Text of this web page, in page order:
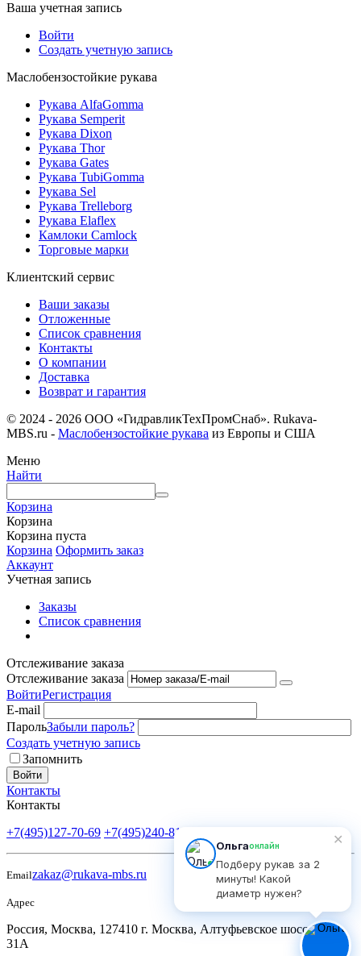
Ваша учетная запись
Войти
Создать учетную запись
Маслобензостойкие рукава
Рукава AlfaGomma
Рукава Semperit
Рукава Dixon
Рукава Thor
Рукава Gates
Рукава TubiGomma
Рукава Sel
Рукава Trelleborg
Рукава Elaflex
Камлоки Camlock
Торговые марки
Клиентский сервис
Ваши заказы
Отложенные
Список сравнения
Контакты
О компании
Доставка
Возврат и гарантия
© 2024 - 2026 ООО «ГидравликТехПромСнаб». Rukava-
MBS.ru - Маслобензостойкие рукава из Европы и США
Меню
Найти
Корзина
Корзина
Корзина пуста
Корзина Оформить заказ
Аккаунт
Учетная запись
Заказы
Список сравнения
Отслеживание заказа
Отслеживание заказа
ВойтиРегистрация
E-mail
ПарольЗабыли пароль?
Создать учетную запись
Запомнить
Войти
Контакты
Контакты
+7(495)127-70-69 +7(495)240-81-82
Emailzakaz@rukava-mbs.ru
Адрес
Россия, Москва, 127410 г. Москва, Алтуфьевское шоссе, д.
31А
Ольгаонлайн
Подберу рукав за 2
минуты! Какой
диаметр нужен?
✕